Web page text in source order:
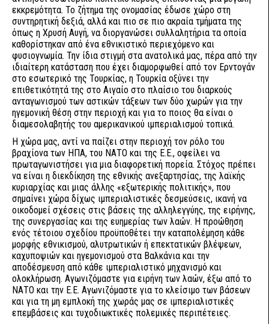
εκκρεμότητα. Το ζήτημα της ονομασίας έδωσε χώρο στη
συντηρητική δεξιά, αλλά και πιο σε πιο ακραία τμήματα της
όπως η Χρυσή Αυγή, να διοργανώσει συλλαλητήρια τα οποία
καθορίστηκαν από ένα εθνικιστικό περιεχόμενο και
φυσιογνωμία. Την ίδια στιγμή στα ανατολικά μας, πέρα από την
ιδιαίτερη κατάσταση που έχει διαμορφωθεί από τον Ερντογάν
στο εσωτερικό της Τουρκίας, η Τουρκία οξύνει την
επιθετικότητά της στο Αιγαίο στο πλαίσιο του διαρκούς
ανταγωνισμού των αστικών τάξεων των δύο χωρών για την
ηγεμονική θέση στην περιοχή και για το ποιος θα είναι ο
διαμεσολαβητής του αμερικανικού ιμπεριαλισμού τοπικά.
Η χώρα μας, αντί να παίζει στην περιοχή τον ρόλο του
βραχίονα των ΗΠΑ, του ΝΑΤΟ και της Ε.Ε., οφείλει να
πρωταγωνιστήσει για μια διαφορετική πορεία. Στόχος πρέπει
να είναι η διεκδίκηση της εθνικής ανεξαρτησίας, της λαϊκής
κυριαρχίας και μιας άλλης «εξωτερικής πολιτικής», που
σημαίνει χώρα δίχως ιμπεριαλιστικές δεσμεύσεις, ικανή να
οικοδομεί σχέσεις στις βάσεις της αλληλεγγύης, της ειρήνης,
της συνεργασίας και της ευημερίας των λαών. Η προώθηση
ενός τέτοιου σχεδίου προϋποθέτει την καταπολέμηση κάθε
μορφής εθνικισμού, αλυτρωτικών ή επεκτατικών βλέψεων,
καχυποψιών και ηγεμονισμού στα Βαλκάνια και την
αποδέσμευση από κάθε ιμπεριαλιστικό μηχανισμό και
ολοκλήρωση. Αγωνιζόμαστε για ειρήνη των λαών, έξω από το
ΝΑΤΟ και την Ε.Ε. Αγωνιζόμαστε για το κλείσιμο των βάσεων
και για τη μη εμπλοκή της χωράς μας σε ιμπεριαλιστικές
επεμβάσεις και τυχοδιωκτικές πολεμικές περιπέτειες.